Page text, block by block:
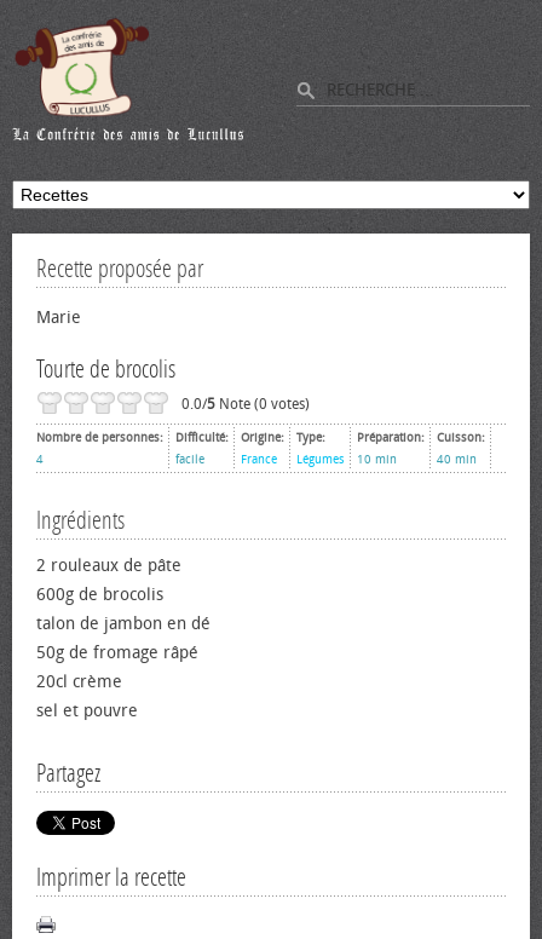
Recette proposée par
Marie
Tourte de brocolis
0.0/5 Note (0 votes)
Nombre de personnes:
4
Difficulté:
facile
Origine:
France
Type:
Légumes
Préparation:
10 min
Cuisson:
40 min
Ingrédients
2 rouleaux de pâte
600g de brocolis
talon de jambon en dé
50g de fromage râpé
20cl crème
sel et pouvre
Partagez
Imprimer la recette